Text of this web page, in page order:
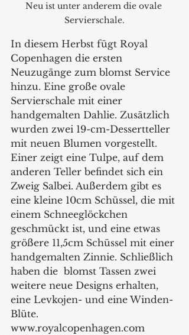
Neu ist unter anderem die ovale
Servierschale.
In diesem Herbst fügt Royal
Copenhagen die ersten
Neuzugänge zum blomst Service
hinzu. Eine große ovale
Servierschale mit einer
handgemalten Dahlie. Zusätzlich
wurden zwei 19-cm-Dessertteller
mit neuen Blumen vorgestellt.
Einer zeigt eine Tulpe, auf dem
anderen Teller befindet sich ein
Zweig Salbei. Außerdem gibt es
eine kleine 10cm Schüssel, die mit
einem Schneeglöckchen
geschmückt ist, und eine etwas
größere 11,5cm Schüssel mit einer
handgemalten Zinnie. Schließlich
haben die  blomst Tassen zwei
weitere neue Designs erhalten,
eine Levkojen- und eine Winden-
Blüte.
www.royalcopenhagen.com